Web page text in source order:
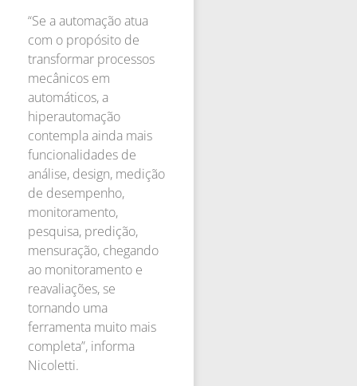
“Se a automação atua
com o propósito de
transformar processos
mecânicos em
automáticos, a
hiperautomação
contempla ainda mais
funcionalidades de
análise, design, medição
de desempenho,
monitoramento,
pesquisa, predição,
mensuração, chegando
ao monitoramento e
reavaliações, se
tornando uma
ferramenta muito mais
completa”, informa
Nicoletti.